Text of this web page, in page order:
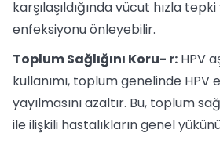
karşılaşıldığında vücut hızla
enfeksiyonu önleyebilir.
Toplum Sağlığını Koru- r: HPV
kullanımı, toplum genelinde HPV
yayılmasını azaltır. Bu, toplum
ile ilişkili hastalıkların genel